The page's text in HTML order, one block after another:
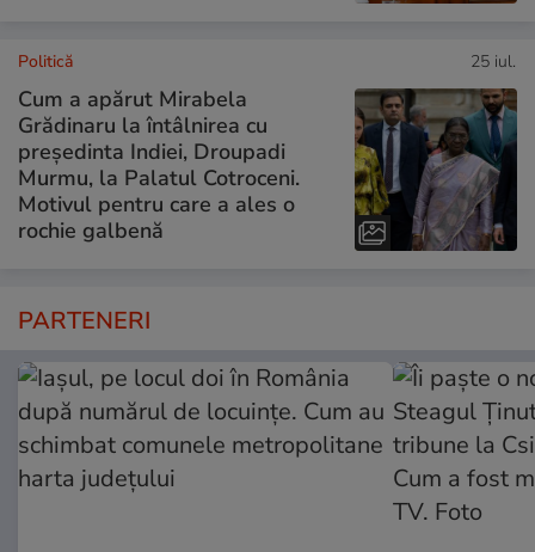
Politică 25 iul.
Cum a apărut Mirabela
Grădinaru la întâlnirea cu
președinta Indiei, Droupadi
Murmu, la Palatul Cotroceni.
Motivul pentru care a ales o
rochie galbenă
PARTENERI